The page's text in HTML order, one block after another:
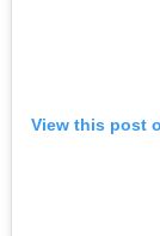
View this post